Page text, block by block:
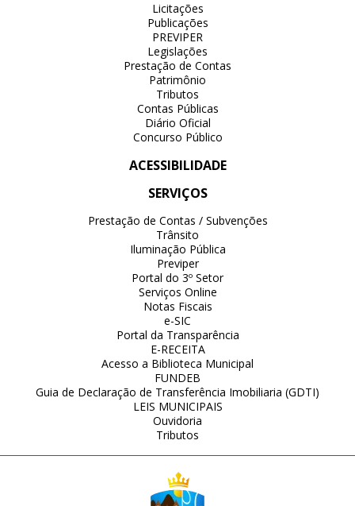
Licitações
Publicações
PREVIPER
Legislações
Prestação de Contas
Patrimônio
Tributos
Contas Públicas
Diário Oficial
Concurso Público
ACESSIBILIDADE
SERVIÇOS
Prestação de Contas / Subvenções
Trânsito
Iluminação Pública
Previper
Portal do 3º Setor
Serviços Online
Notas Fiscais
e-SIC
Portal da Transparência
E-RECEITA
Acesso a Biblioteca Municipal
FUNDEB
Guia de Declaração de Transferência Imobiliaria (GDTI)
LEIS MUNICIPAIS
Ouvidoria
Tributos